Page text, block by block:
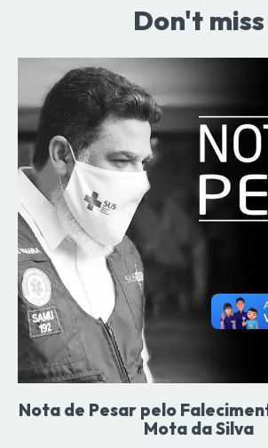
Don't miss
Nota de Pesar pelo
Mota da Silva